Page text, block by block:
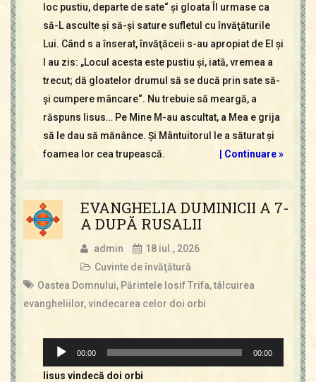
loc pustiu, departe de sate“ şi gloata Îl urmase ca
să-L asculte şi să-şi sature sufletul cu învăţăturile
Lui. Când s a înserat, învăţăceii s-au apropiat de El şi
I au zis: „Locul acesta este pustiu şi, iată, vremea a
trecut; dă gloatelor drumul să se ducă prin sate să-
şi cumpere mâncare“. Nu trebuie să meargă, a
răspuns Iisus… Pe Mine M-au ascultat, a Mea e grija
să le dau să mănânce. Şi Mântuitorul le a săturat şi
foamea lor cea trupească.
Continuare »
EVANGHELIA DUMINICII A 7-
A DUPĂ RUSALII
admin
18 iul., 2026
Cuvinte de învăţătură
Oastea Domnului, Părintele Iosif Trifa,tâlcuirea
evangheliilor,vindecarea celor doi orbi
Player
audio
00:00 00:00
Iisus vindecă doi orbi